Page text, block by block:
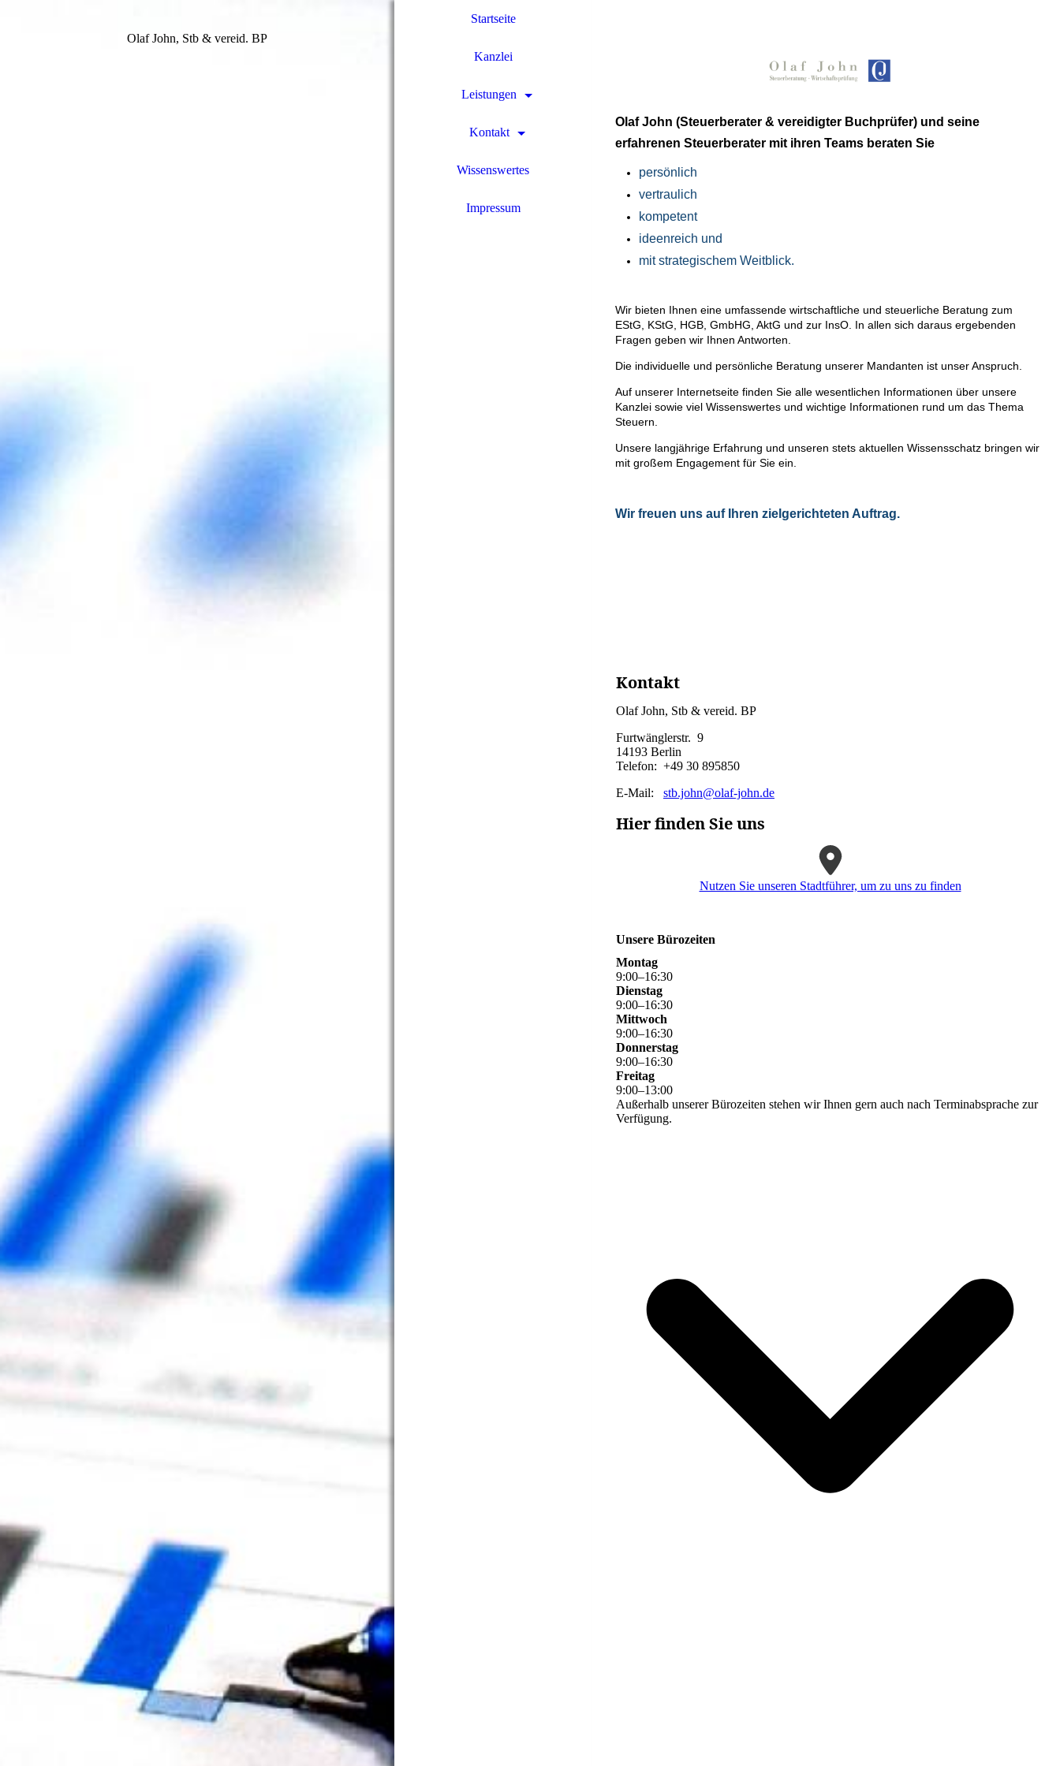
Olaf John, Stb & vereid. BP
Startseite
Kanzlei
Leistungen
Kontakt
Wissenswertes
Impressum
Olaf John (Steuerberater & vereidigter Buchprüfer) und seine
erfahrenen Steuerberater mit ihren Teams beraten Sie
persönlich
vertraulich
kompetent
ideenreich und
mit strategischem Weitblick.
Wir bieten Ihnen eine umfassende wirtschaftliche und steuerliche Beratung zum
EStG, KStG, HGB, GmbHG, AktG und zur InsO. In allen sich daraus ergebenden
Fragen geben wir Ihnen Antworten.
Die individuelle und persönliche Beratung unserer Mandanten ist unser Anspruch.
Auf unserer Internetseite finden Sie alle wesentlichen Informationen über unsere
Kanzlei sowie viel Wissenswertes und wichtige Informationen rund um das Thema
Steuern.
Unsere langjährige Erfahrung und unseren stets aktuellen Wissensschatz bringen wir
mit großem Engagement für Sie ein.
Wir freuen uns auf Ihren zielgerichteten Auftrag.
Kontakt
Olaf John, Stb & vereid. BP
Furtwänglerstr. 9
14193 Berlin
Telefon: +49 30 895850
E-Mail: stb.john@olaf-john.de
Hier finden Sie uns
Nutzen Sie unseren Stadtführer, um zu uns zu finden
Unsere Bürozeiten
Montag
9:00–16:30
Dienstag
9:00–16:30
Mittwoch
9:00–16:30
Donnerstag
9:00–16:30
Freitag
9:00–13:00
Außerhalb unserer Bürozeiten stehen wir Ihnen gern auch nach Terminabsprache zur
Verfügung.